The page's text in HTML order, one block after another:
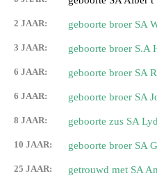
2 JAAR: geboorte broer SA
3 JAAR: geboorte broer S.A
6 JAAR: geboorte broer SA
6 JAAR: geboorte broer SA
8 JAAR: geboorte zus SA
10 JAAR: geboorte broer SA
25 JAAR: